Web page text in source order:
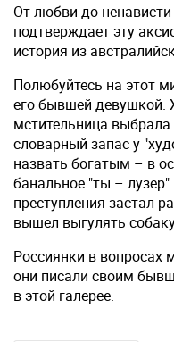
От любви до
подтверждает эту
история из
Полюбуйтесь на этот
его бывшей девушкой.
мстительница
словарный запас у
назвать богатым – в
банальное "ты –
преступления застал
вышел выгулять
Россиянки в вопросах
они писали своим
в этой галерее.